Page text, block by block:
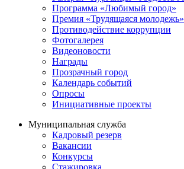
Программа «Любимый город»
Премия «Трудящаяся молодежь»
Противодействие коррупции
Фотогалерея
Видеоновости
Награды
Прозрачный город
Календарь событий
Опросы
Инициативные проекты
Муниципальная служба
Кадровый резерв
Вакансии
Конкурсы
Стажировка